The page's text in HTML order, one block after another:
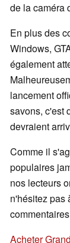
de la caméra
En plus des
Windows,
également
lancement
savons, c'est
devraient
Comme il
populaires
nos lecteurs
n'hésitez pas
Acheter